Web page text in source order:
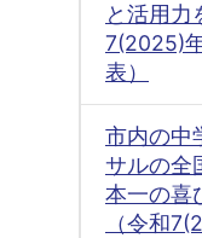
と活用力
7(2025)
表）
市内の中
サルの全
本一の喜
（令和